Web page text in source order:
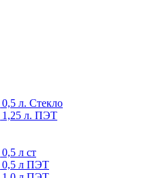
л. Стекло
л. ПЭТ
л ст
0,5 л ПЭТ